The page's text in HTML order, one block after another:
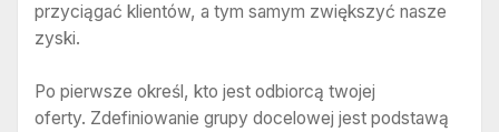
przyciągać klientów, a tym samym zwiększyć nasze
zyski.
Po pierwsze określ, kto jest odbiorcą twojej
oferty. Zdefiniowanie grupy docelowej jest podstawą